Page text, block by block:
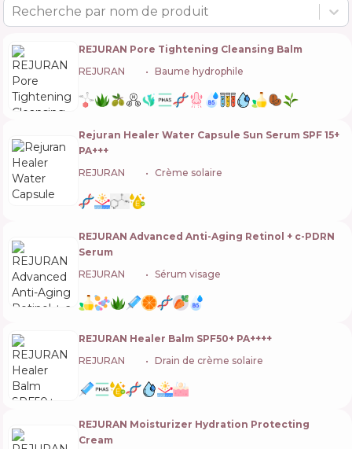
Recherche par nom de produit
REJURAN Pore Tightening Cleansing Balm
REJURAN
Baume hydrophile
Rejuran Healer Water Capsule Sun Serum SPF 15+
PA+++
REJURAN
Crème solaire
REJURAN Advanced Anti-Aging Retinol + c-PDRN
Serum
REJURAN
Sérum visage
REJURAN Healer Balm SPF50+ PA++++
REJURAN
Drain de crème solaire
REJURAN Moisturizer Hydration Protecting
Cream